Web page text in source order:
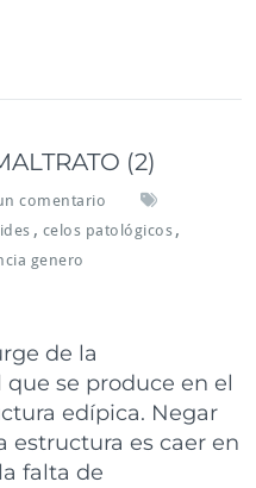
(2)
comentario
, celos patológicos ,
genero
de la
se produce en el
edípica. Negar
estructura es caer en
falta de